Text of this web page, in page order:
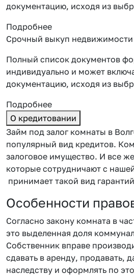
документацию, исходя из
Подробнее
Срочный выкуп недвижимости
Полный список документов
индивидуально и может
документацию, исходя из
Подробнее
О кредитовании
Займ под залог комнаты в
популярный вид кредитов.
залоговое имущество. И все
которые сотрудничают с
принимает такой вид
Особенности
Согласно закону комната в
это выделенная доля
Собственник вправе
сдавать в аренду, продавать,
наследству и оформлять по